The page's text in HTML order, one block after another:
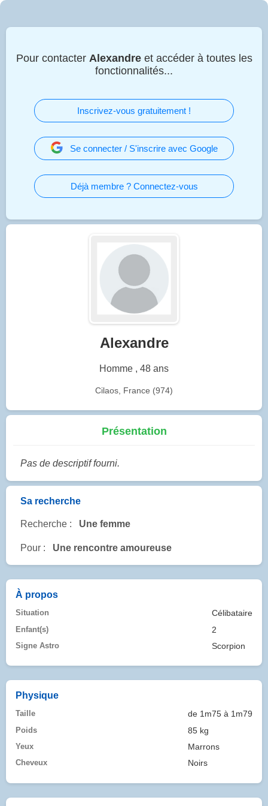
Pour contacter Alexandreet accéder à toutes les
fonctionnalités...
Inscrivez-vous gratuitement !
Se connecter / S'inscrire avec Google
Déjà membre ? Connectez-vous
Alexandre
Homme , 48 ans
Cilaos, France (974)
Présentation
Pas de descriptif fourni.
Sa recherche
Recherche : Une femme
Pour : Une rencontre amoureuse
À propos
Situation Célibataire
Enfant(s) 2
Signe Astro Scorpion
Physique
Taille de 1m75 à 1m79
Poids 85 kg
Yeux Marrons
Cheveux Noirs